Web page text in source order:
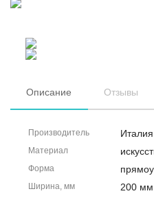
Описание Отзывы
Производитель Италия
Материал
Форма
Ширина, мм 200 мм